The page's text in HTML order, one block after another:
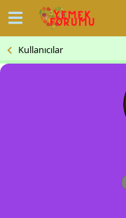
Kullanıcılar